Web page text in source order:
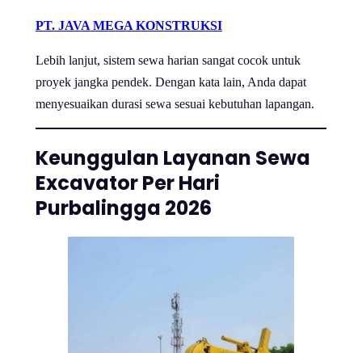
PT. JAVA MEGA KONSTRUKSI
Lebih lanjut, sistem sewa harian sangat cocok untuk
proyek jangka pendek. Dengan kata lain, Anda dapat
menyesuaikan durasi sewa sesuai kebutuhan lapangan.
Keunggulan Layanan Sewa
Excavator Per Hari
Purbalingga 2026